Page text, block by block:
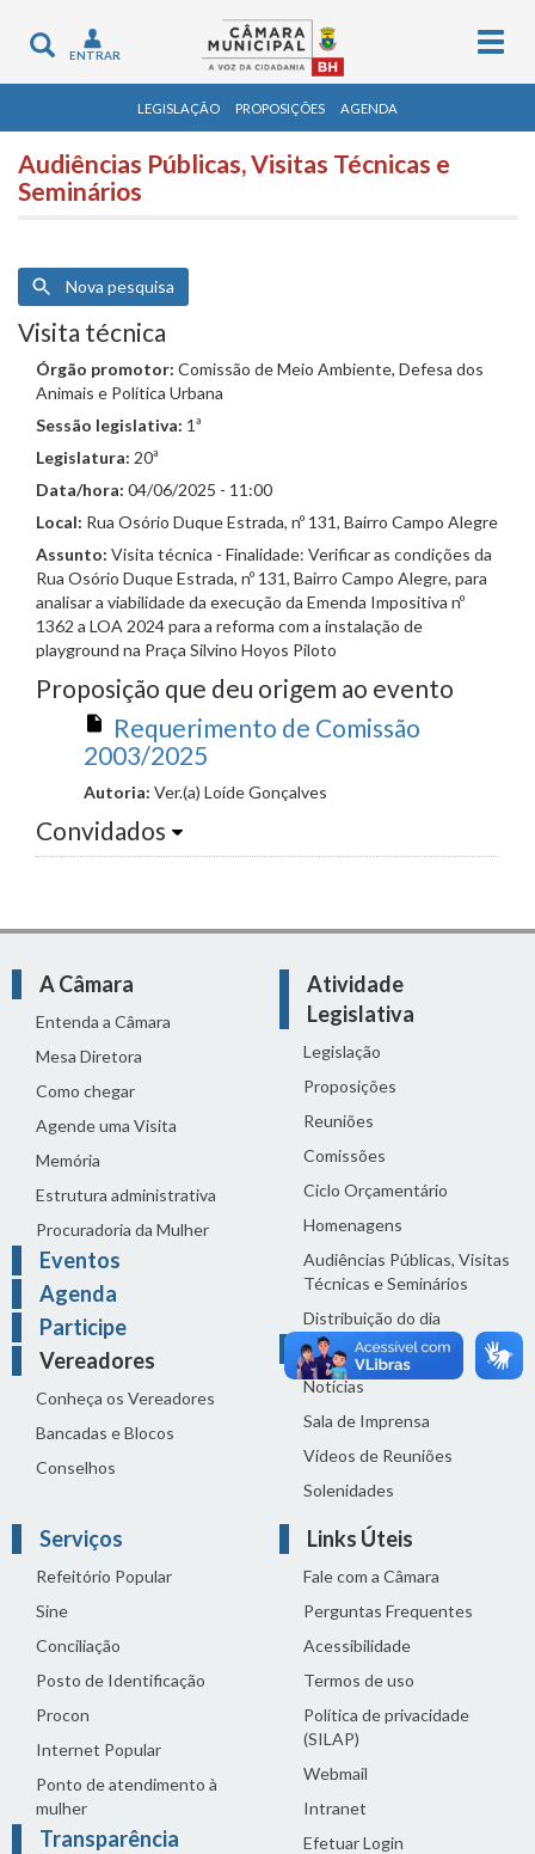
Toggle
navigation
ENTRAR
LEGISLAÇÃO PROPOSIÇÕES AGENDA
Audiências Públicas, Visitas Técnicas e
Seminários
Nova pesquisa
Visita técnica
Órgão promotor: Comissão de Meio Ambiente, Defesa dos
Animais e Política Urbana
Sessão legislativa: 1ª
Legislatura: 20ª
Data/hora: 04/06/2025 - 11:00
Local: Rua Osório Duque Estrada, nº 131, Bairro Campo Alegre
Assunto: Visita técnica - Finalidade: Verificar as condições da
Rua Osório Duque Estrada, nº 131, Bairro Campo Alegre, para
analisar a viabilidade da execução da Emenda Impositiva nº
1362 a LOA 2024 para a reforma com a instalação de
playground na Praça Silvino Hoyos Piloto
Proposição que deu origem ao evento
Requerimento de Comissão
2003/2025
Autoria: Ver.(a) Loíde Gonçalves
Convidados
A Câmara
Entenda a Câmara
Mesa Diretora
Como chegar
Agende uma Visita
Memória
Estrutura administrativa
Procuradoria da Mulher
Eventos
Agenda
Participe
Vereadores
Conheça os Vereadores
Bancadas e Blocos
Conselhos
Atividade
Legislativa
Legislação
Proposições
Reuniões
Comissões
Ciclo Orçamentário
Homenagens
Audiências Públicas, Visitas
Técnicas e Seminários
Distribuição do dia
Comunicação
Notícias
Sala de Imprensa
Vídeos de Reuniões
Solenidades
Serviços
Refeitório Popular
Sine
Conciliação
Posto de Identificação
Procon
Internet Popular
Ponto de atendimento à
mulher
Transparência
Links Úteis
Fale com a Câmara
Perguntas Frequentes
Acessibilidade
Termos de uso
Política de privacidade
(SILAP)
Webmail
Intranet
Efetuar Login